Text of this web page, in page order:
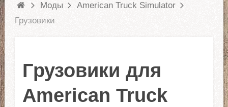
Моды
American Truck Simulator
Грузовики
Грузовики для
American Truck